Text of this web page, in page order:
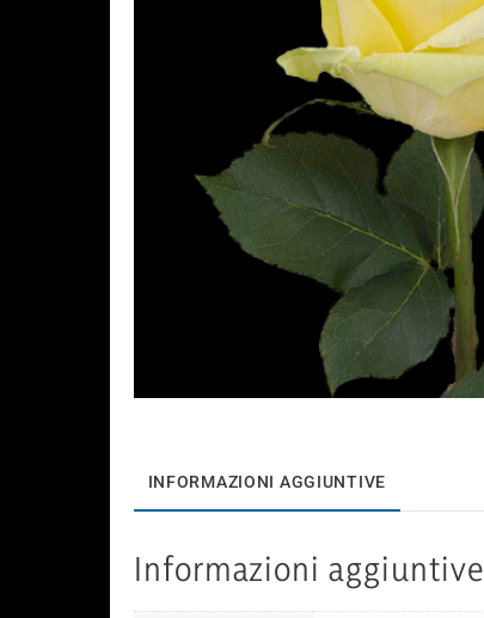
INFORMAZIONI AGGIUNTIVE
Informazioni aggiuntive